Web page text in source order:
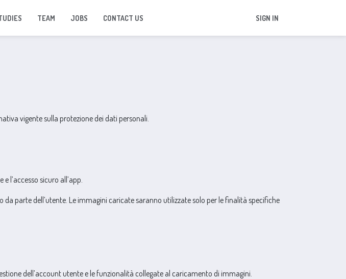
TEAM JOBS CONTACT US SIGN IN
vigente sulla protezione dei dati personali.
l’accesso sicuro all’app.
parte dell’utente. Le immagini caricate saranno utilizzate solo per le finalità specifiche
dell’account utente e le funzionalità collegate al caricamento di immagini.